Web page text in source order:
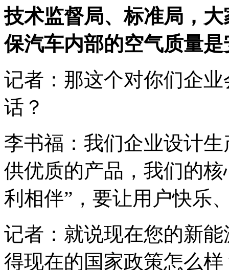
技术监督局、标准局，
保汽车内部的空气质量
记者：那这个对你们企
话？
李书福：我们企业设计
供优质的产品，我们的核
利相伴”，要让用户快乐
记者：就说现在您的新
得现在的国家政策怎么